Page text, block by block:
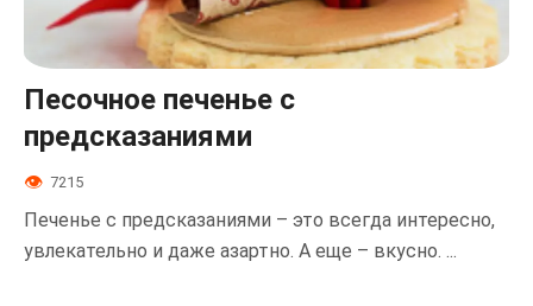
Песочное печенье с
предсказаниями
7215
Печенье с предсказаниями – это всегда интересно,
увлекательно и даже азартно. А еще – вкусно. ...